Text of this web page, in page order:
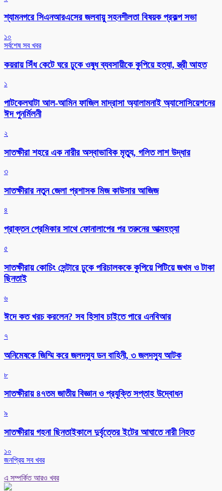
শ্যামনগরে সিএনআরএসের জলবায়ু সহনশীলতা বিষয়ক প্রকল্প সভা
১০
সর্বশেষ সব খবর
কয়রায় সিঁধ কেটে ঘরে ঢুকে ওষুধ ব্যবসায়ীকে কুপিয়ে হত্যা, স্ত্রী আহত
১
পাটকেলঘাটা আল-আমিন ফাজিল মাদ্রাসা অ্যালামনাই অ্যাসোসিয়েশনের
ঈদ পুনর্মিলনী
২
সাতক্ষীরা শহরে এক নারীর অস্বাভাবিক মৃত্যু, গলিত লাশ উদ্ধার
৩
সাতক্ষীরার নতুন জেলা প্রশাসক মিজ কাউসার আজিজ
৪
প্রাক্তন প্রেমিকার সাথে ফোনালাপের পর তরুনের আত্মহত্যা
৫
সাতক্ষীরায় কোচিং সেন্টারে ঢুকে পরিচালককে কুপিয়ে পিটিয়ে জখম ও টাকা
ছিনতাই
৬
ঈদে কত খরচ করলেন? সব হিসাব চাইতে পারে এনবিআর
৭
অনিমেষকে জিম্মি করে জলদস্যু ডন বাহিনী, ৩ জলদস্যু আটক
৮
সাতক্ষীরায় ৪৭তম জাতীয় বিজ্ঞান ও প্রযুক্তি সপ্তাহ উদ্বোধন
৯
সাতক্ষীরায় গহনা ছিনতাইকালে দুর্বৃত্তের ইটের আঘাতে নারী নিহত
১০
জনপ্রিয় সব খবর
এ সম্পর্কিত আরও খবর